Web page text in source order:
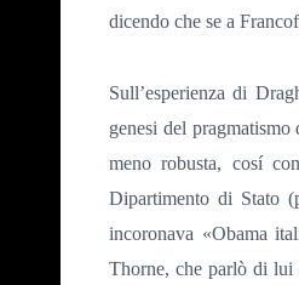
dicendo che se a
Sull’esperienza di
genesi del
meno robusta, cosí
Dipartimento di Stato
incoronava «Obama
Thorne, che parlò di lui